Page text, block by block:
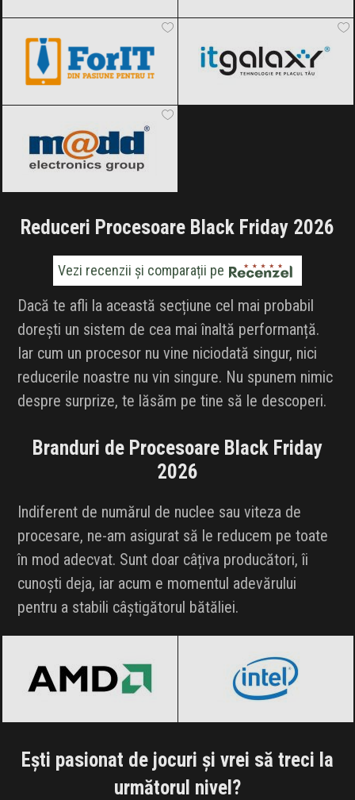
Reduceri Procesoare Black Friday 2026
Vezi recenzii și comparații pe
Dacă te afli la această secțiune cel mai probabil
dorești un sistem de cea mai înaltă performanță.
Iar cum un procesor nu vine niciodată singur, nici
reducerile noastre nu vin singure. Nu spunem nimic
despre surprize, te lăsăm pe tine să le descoperi.
Branduri de Procesoare Black Friday
2026
Indiferent de numărul de nuclee sau viteza de
procesare, ne-am asigurat să le reducem pe toate
în mod adecvat. Sunt doar câțiva producători, îi
cunoști deja, iar acum e momentul adevărului
pentru a stabili câștigătorul bătăliei.
Ești pasionat de jocuri și vrei să treci la
următorul nivel?